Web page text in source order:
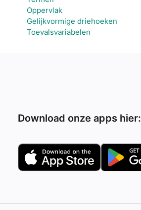
Oppervlak
Gelijkvormige driehoeken
Toevalsvariabelen
Download onze apps hier: